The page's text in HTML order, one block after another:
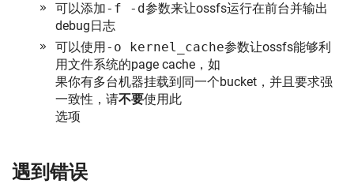
可以添加-f -d参数来让ossfs运行在前台并输出
debug日志
可以使用-o kernel_cache参数让ossfs能够利
用文件系统的page cache，如
果你有多台机器挂载到同一个bucket，并且要求强
一致性，请不要使用此
选项
遇到错误